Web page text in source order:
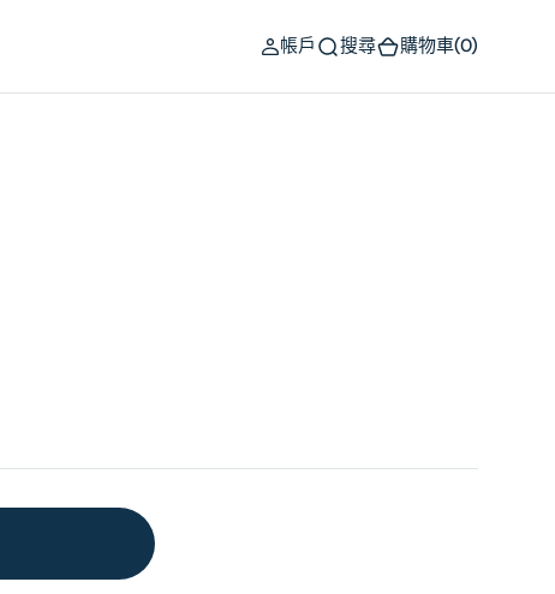
帳戶 搜尋 購物車(0)